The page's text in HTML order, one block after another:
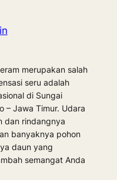
merupakan salah
seru adalah
di Sungai
– Jawa Timur. Udara
dan rindangnya
banyaknya pohon
daun yang
semangat Anda